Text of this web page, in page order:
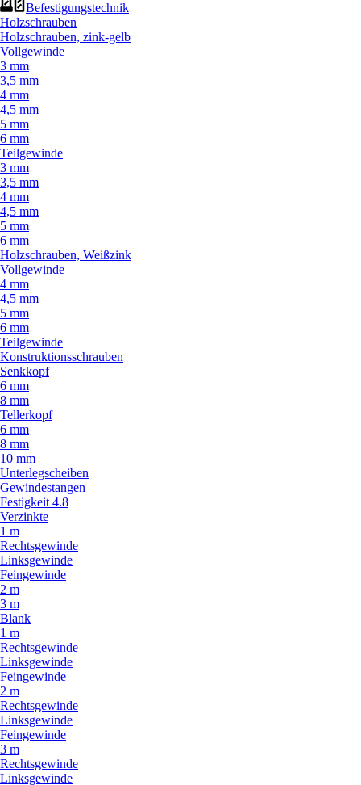
Befestigungstechnik
Holzschrauben
Holzschrauben, zink-gelb
Vollgewinde
3 mm
3,5 mm
4 mm
4,5 mm
5 mm
6 mm
Teilgewinde
3 mm
3,5 mm
4 mm
4,5 mm
5 mm
6 mm
Holzschrauben, Weißzink
Vollgewinde
4 mm
4,5 mm
5 mm
6 mm
Teilgewinde
Konstruktionsschrauben
Senkkopf
6 mm
8 mm
Tellerkopf
6 mm
8 mm
10 mm
Unterlegscheiben
Gewindestangen
Festigkeit 4.8
Verzinkte
1 m
Rechtsgewinde
Linksgewinde
Feingewinde
2 m
3 m
Blank
1 m
Rechtsgewinde
Linksgewinde
Feingewinde
2 m
Rechtsgewinde
Linksgewinde
Feingewinde
3 m
Rechtsgewinde
Linksgewinde